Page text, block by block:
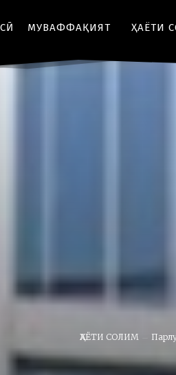
МУВАФФАҚИЯТ ҲАЁТИ
ҲАЁТИ СОЛИМ